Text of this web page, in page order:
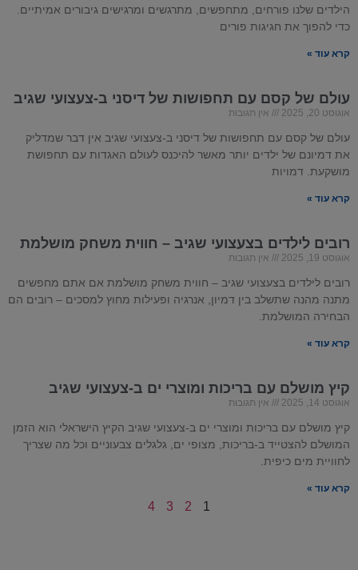
הילדים שלנו פורחים, מתחפשים, מתרגשים ומרגישים גיבורים אמיתיים.
כדי להפוך את חגיגות פורים
קרא עוד »
עולם של קסם עם תחפושות של דיסני ב-צעצועי שגיב
אוגוסט 20, 2025 אין תגובות
עולם של קסם עם תחפושות של דיסני ב-צעצועי שגיב אין דבר שמדליק
את דמיונם של ילדים יותר מאשר להיכנס לעולם האגדות עם תחפושת
מושקעת. דמויות
קרא עוד »
רובים לילדים בצעצועי שגיב – חווית משחק מושלמת
אוגוסט 19, 2025 אין תגובות
רובים לילדים בצעצועי שגיב – חווית משחק מושלמת אם אתם מחפשים
מתנה מהנה שתשלב בין דמיון, אנרגיה ופעילות מחוץ למסכים – רובים הם
הבחירה המושלמת.
קרא עוד »
קיץ מושלם עם בריכות ומוצרי ים ב-צעצועי שגיב
אוגוסט 14, 2025 אין תגובות
קיץ מושלם עם בריכות ומוצרי ים ב-צעצועי שגיב הקיץ הישראלי הוא הזמן
המושלם להצטייד ב-בריכות, מצופי ים, גלגלים צבעוניים וכל מה שצריך
לחוויית מים כיפית.
קרא עוד »
1
2
3
4